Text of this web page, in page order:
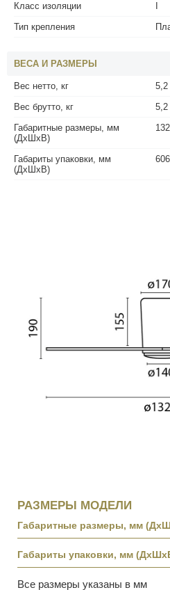
Класс изоляции
Тип крепления
ВЕСА И РАЗМЕРЫ
Вес нетто, кг
5,2
Вес брутто, кг
5,2
Габаритные размеры, мм
(ДхШхВ)
Габариты упаковки, мм
(ДхШхВ)
РАЗМЕРЫ МОДЕЛИ
Габаритные размеры, мм
Габариты упаковки, мм
Все размеры указаны в мм